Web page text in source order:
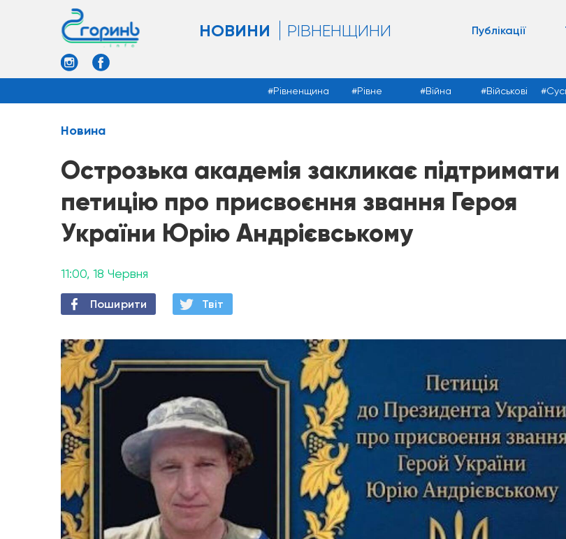
НОВИНИ РІВНЕНЩИНИ Публікації
Рівненщина Рівне Війна Військові
Новина
Острозька академія закликає підтримати
петицію про присвоєння звання Героя
України Юрію Андрієвському
11:00, 18 Червня
Поширити Твiт